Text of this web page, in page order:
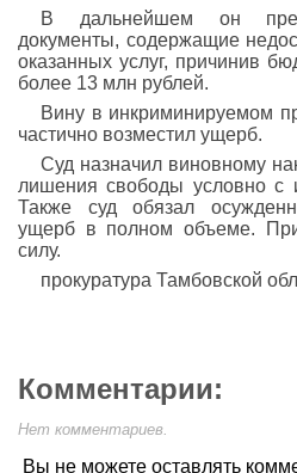
В дальнейшем он
документы, содержащие
оказанных услуг, причинив
более 13 млн рублей.
Вину в инкриминируемом
частично возместил ущерб.
Суд назначил виновному
лишения свободы условно с
Также суд обязал
ущерб в полном объеме.
силу.
прокуратура Тамбовской
Комментарии:
Нет комментариев.
Вы не можете оставлять